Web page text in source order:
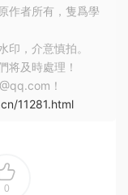
作者所有，隻爲學
，介意慎拍。
及時處理！
！
11281.html
0